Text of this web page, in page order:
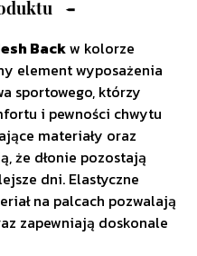
Backw kolorze
element wyposażenia
sportowego, którzy
i pewności chwytu
materiały oraz
że dłonie pozostają
dni. Elastyczne
na palcach pozwalają
zapewniają doskonale